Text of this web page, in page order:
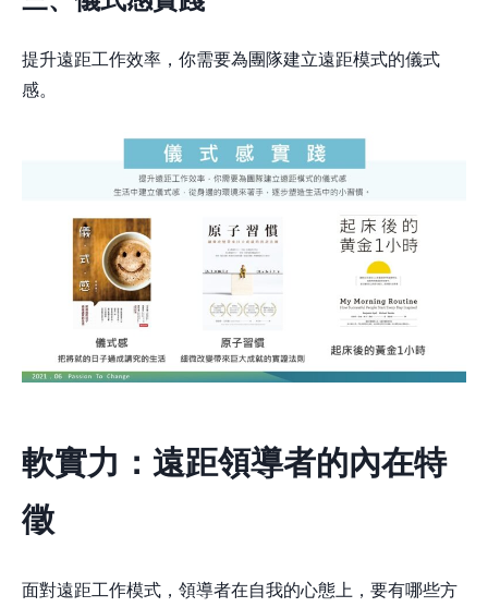
提升遠距工作效率，你需要為團隊建立遠距模式的儀式
感。
軟實力：遠距領導者的內在特
徵
面對遠距工作模式，領導者在自我的心態上，要有哪些方